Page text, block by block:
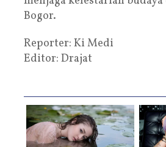
Bogor.
Reporter: Ki Medi
Editor: Drajat